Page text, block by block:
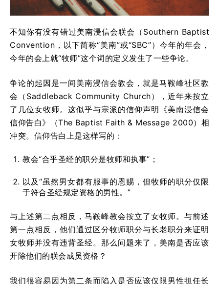
不知你有没有错过美南浸信会联会（Southern Baptist
Convention，以下简称“美南”或“SBC”）今年的年会，
今年的会上就“牧师”这个词的定义发生了一些争论。
争论的起因是一间美南浸信会教会，就是马鞍峰社区教
会（Saddleback Community Church），近年来按立
了几位女牧师。这似乎与宗派的信仰声明《美南浸信会
信仰告白》（The Baptist Faith & Message 2000）相
冲突。信仰告白上是这样写的：
教会“合乎圣经的职分是牧师和执事”；
以及“虽然男女都有服事的恩赐，但牧师的职分仅限
于符合圣经规定资格的男性。”
与上述第二点相反，马鞍峰教会按立了女牧师。与前述
第一点相反，他们通过区分牧师职分与长老职分来证明
女牧师并没有违背圣经。那么问题来了，美南是否应该
开除他们的联会成员资格？
我们很容易因为第二条而陷入是否应该仅限男性担任长